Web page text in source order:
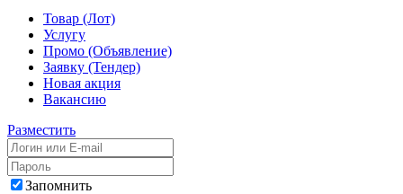
Товар (Лот)
Услугу
Промо (Объявление)
Заявку (Тендер)
Новая акция
Вакансию
Разместить
Запомнить